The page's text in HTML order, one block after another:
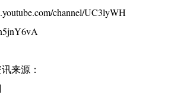
channel/UC3lyWH
来源：